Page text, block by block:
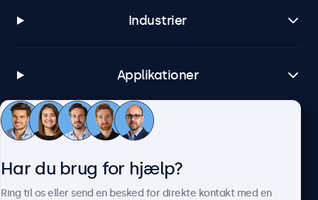
Industrier
Applikationer
Kundeservice
Har du brug for hjælp?
Ring til os eller send en besked for direkte kontakt med en